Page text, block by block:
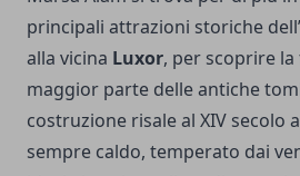
principali attrazioni storiche
alla vicina Luxor, per scoprire
maggior parte delle antiche
costruzione risale al XIV secolo
sempre caldo, temperato dai